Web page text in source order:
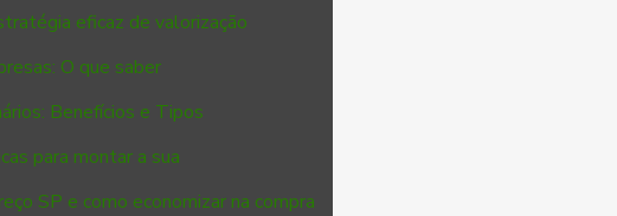
eficaz de valorização
O que saber
Benefícios e Tipos
para montar a sua
SP e como economizar na compra